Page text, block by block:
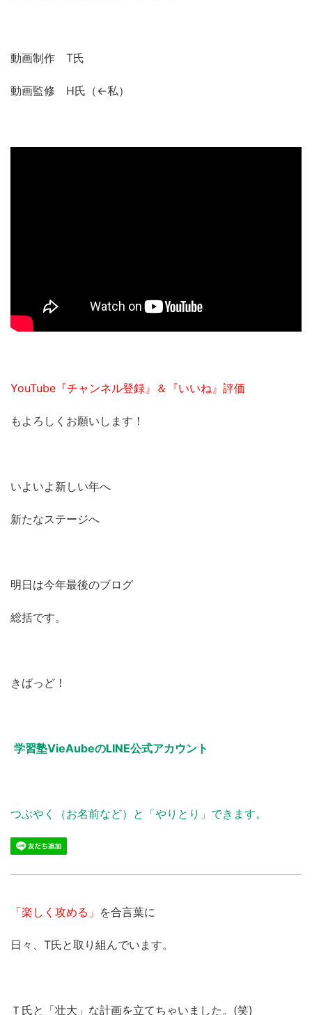
動画制作 T氏
動画監修 H氏（←私）
YouTube『チャンネル登録』＆『いいね』評価
もよろしくお願いします！
いよいよ新しい年へ
新たなステージへ
明日は今年最後のブログ
総括です。
きばっど！
学習塾VieAubeのLINE公式アカウント
つぶやく（お名前など）と「やりとり」できます。
「楽しく攻める」 を合言葉に
日々、T氏と取り組んでいます。
Ｔ氏と「壮大」な計画を立てちゃいました。(笑)